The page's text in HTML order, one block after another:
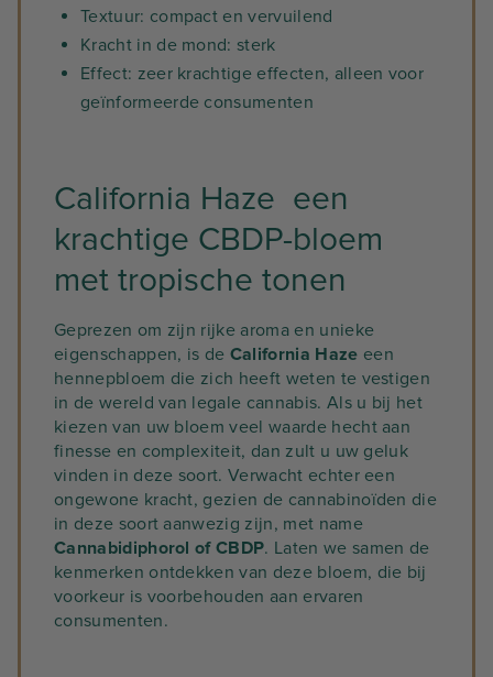
Textuur: compact en vervuilend
Kracht in de mond: sterk
Effect: zeer krachtige effecten, alleen voor
geïnformeerde consumenten
California Haze een
krachtige CBDP-bloem
met tropische tonen
Geprezen om zijn rijke aroma en unieke
eigenschappen, is de California Haze een
hennepbloem die zich heeft weten te vestigen
in de wereld van legale cannabis. Als u bij het
kiezen van uw bloem veel waarde hecht aan
finesse en complexiteit, dan zult u uw geluk
vinden in deze soort. Verwacht echter een
ongewone kracht, gezien de cannabinoïden die
in deze soort aanwezig zijn, met name
Cannabidiphorol of CBDP. Laten we samen de
kenmerken ontdekken van deze bloem, die bij
voorkeur is voorbehouden aan ervaren
consumenten.